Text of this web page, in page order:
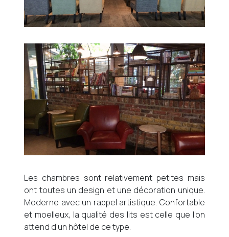
Les chambres sont relativement petites mais
ont toutes un design et une décoration unique.
Moderne avec un rappel artistique. Confortable
et moelleux, la qualité des lits est celle que l’on
attend d’un hôtel de ce type.